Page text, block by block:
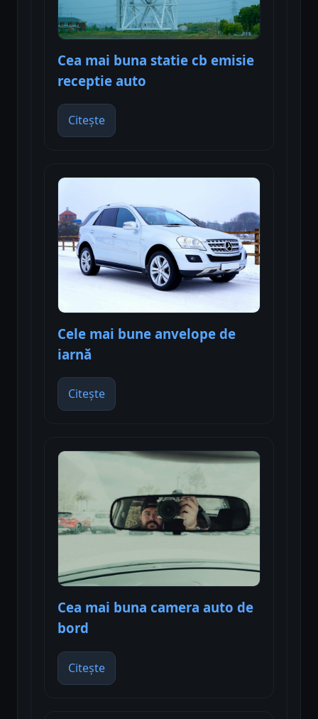
Cea mai buna statie cb emisie
receptie auto
Citește
Cele mai bune anvelope de
iarnă
Citește
Cea mai buna camera auto de
bord
Citește